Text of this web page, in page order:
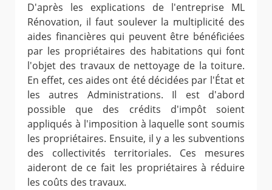
D'après les explications de l'entreprise ML
Rénovation, il faut soulever la multiplicité des
aides financières qui peuvent être bénéficiées
par les propriétaires des habitations qui font
l'objet des travaux de nettoyage de la toiture.
En effet, ces aides ont été décidées par l'État et
les autres Administrations. Il est d'abord
possible que des crédits d'impôt soient
appliqués à l'imposition à laquelle sont soumis
les propriétaires. Ensuite, il y a les subventions
des collectivités territoriales. Ces mesures
aideront de ce fait les propriétaires à réduire
les coûts des travaux.